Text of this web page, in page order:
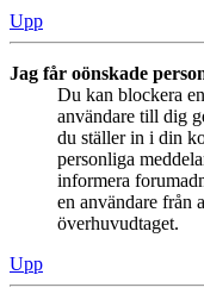
Upp
Jag får oönskade
Du kan blockera
användare till dig
du ställer in i din
personliga
informera
en användare från
överhuvudtaget.
Upp